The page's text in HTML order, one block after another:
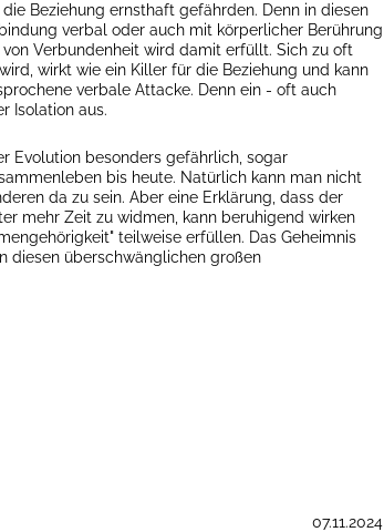
Beziehung ernsthaft gefährden. Denn in diesen
verbal oder auch mit körperlicher Berührung
Verbundenheit wird damit erfüllt. Sich zu oft
wirkt wie ein Killer für die Beziehung und kann
verbale Attacke. Denn ein - oft auch
Isolation aus.
Evolution besonders gefährlich, sogar
bis heute. Natürlich kann man nicht
da zu sein. Aber eine Erklärung, dass der
mehr Zeit zu widmen, kann beruhigend wirken
teilweise erfüllen. Das Geheimnis
diesen überschwänglichen großen
07.11.2024